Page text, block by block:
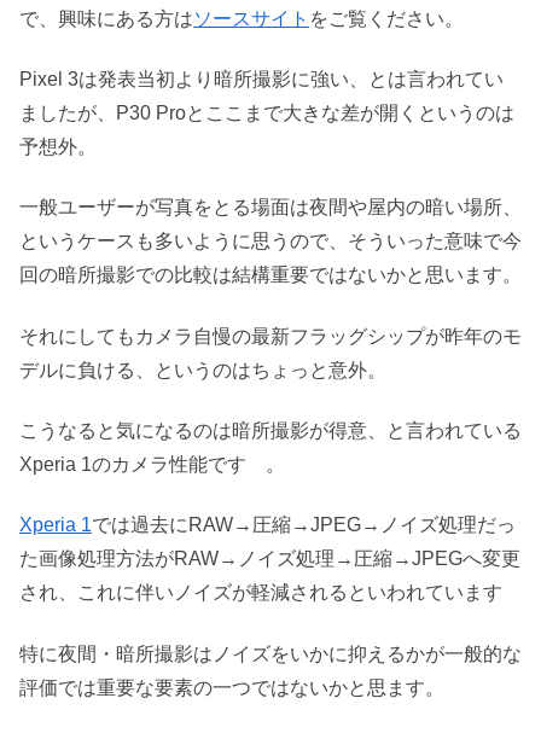
で、興味にある方はソースサイト をご覧ください。
Pixel 3は発表当初より暗所撮影に強い、とは言われてい
ましたが、P30 Proとここまで大きな差が開くというのは
予想外。
一般ユーザーが写真をとる場面は夜間や屋内の暗い場所、
というケースも多いように思うので、そういった意味で今
回の暗所撮影での比較は結構重要ではないかと思います。
それにしてもカメラ自慢の最新フラッグシップが昨年のモ
デルに負ける、というのはちょっと意外。
こうなると気になるのは暗所撮影が得意、と言われている
Xperia 1のカメラ性能です 。
Xperia 1では過去にRAW→圧縮→JPEG→ノイズ処理だっ
た画像処理方法がRAW→ノイズ処理→圧縮→JPEGへ変更
され、これに伴いノイズが軽減されるといわれています
特に夜間・暗所撮影はノイズをいかに抑えるかが一般的な
評価では重要な要素の一つではないかと思ます。